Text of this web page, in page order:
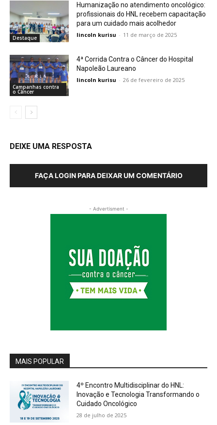
Destaque
Humanização no atendimento oncológico:
profissionais do HNL recebem capacitação
para um cuidado mais acolhedor
lincoln kurisu - 11 de março de 2025
Campanhas contra
o Câncer
4ª Corrida Contra o Câncer do Hospital
Napoleão Laureano
lincoln kurisu - 26 de fevereiro de 2025
DEIXE UMA RESPOSTA
FAÇA LOGIN PARA DEIXAR UM COMENTÁRIO
- Advertisment -
MAIS POPULAR
4º Encontro Multidisciplinar do HNL:
Inovação e Tecnologia Transformando o
Cuidado Oncológico
28 de julho de 2025